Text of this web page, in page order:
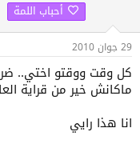
أحباب اللمة
29 جوان 2010
كل وقت ووقتو اختي..
ماكانش خير من قراية
انا هذا رايي